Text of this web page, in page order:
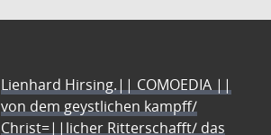
Lienhard Hirsing.|| COMOEDIA ||
von dem geystlichen kampff/
Christ=||licher Ritterschafft/ das